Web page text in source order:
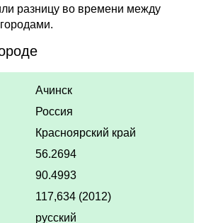
разницу во времени между
Ачинск
Россия
Красноярский край
56.2694
90.4993
117,634 (2012)
русский